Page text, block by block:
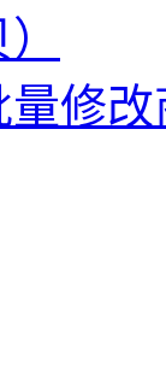
修